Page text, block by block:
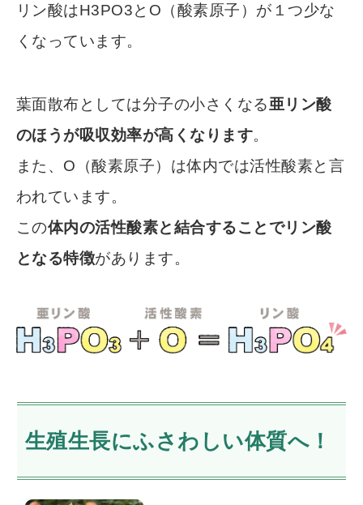
リン酸はH3PO3とO（酸素原子）が１つ少な
くなっています。
葉面散布としては分子の小さくなる亜リン酸
のほうが吸収効率が高くなります。
また、O（酸素原子）は体内では活性酸素と言
われています。
この体内の活性酸素と結合することでリン酸
となる特徴があります。
生殖生長にふさわしい体質へ！